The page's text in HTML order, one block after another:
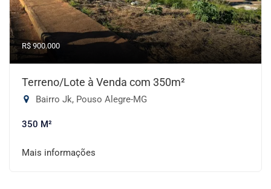
R$ 900.000
Terreno/Lote à Venda com 350m²
Bairro Jk, Pouso Alegre-MG
350 M²
Mais informações